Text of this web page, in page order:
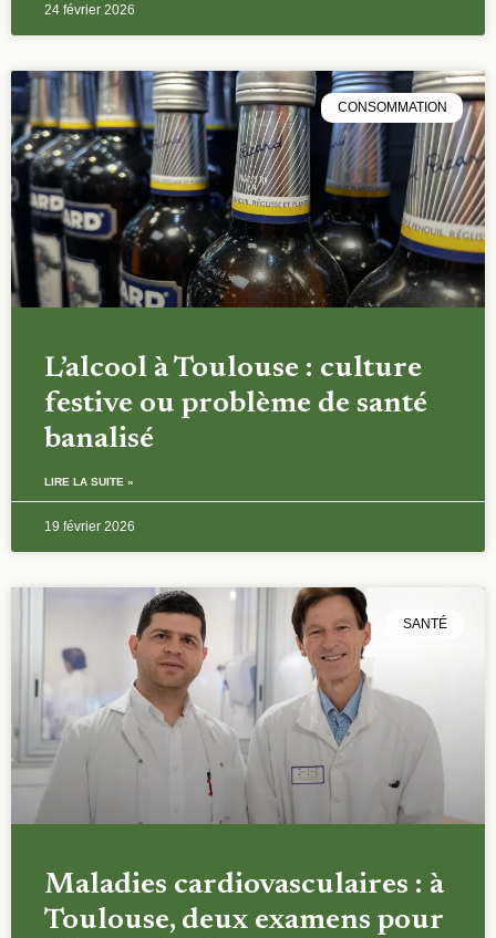
24 février 2026
CONSOMMATION
L’alcool à Toulouse : culture
festive ou problème de santé
banalisé
LIRE LA SUITE »
19 février 2026
SANTÉ
Maladies cardiovasculaires : à
Toulouse, deux examens pour